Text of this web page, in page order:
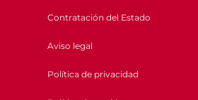
Contratación del Estado
Aviso legal
Política de privacidad